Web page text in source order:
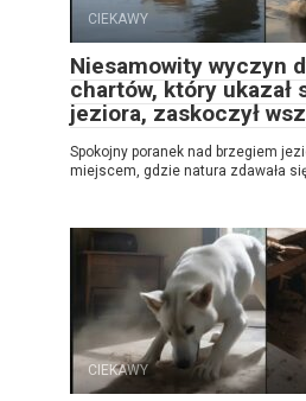
CIEKAWY
Niesamowity wyczyn
chartów, który ukazał
jeziora, zaskoczył
Spokojny poranek nad brzegiem
miejscem, gdzie natura zdawała
CIEKAWY